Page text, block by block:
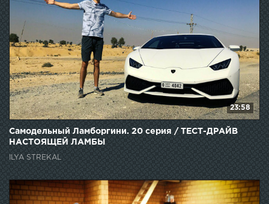
23:58
Самодельный Ламборгини. 20 серия / ТЕСТ-ДРАЙВ
НАСТОЯЩЕЙ ЛАМБЫ
ILYA STREKAL